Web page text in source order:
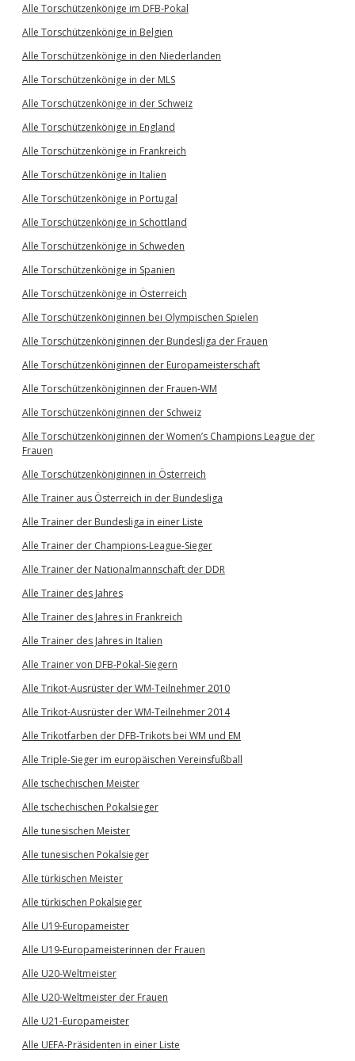
Alle Torschützenkönige im DFB-Pokal
Alle Torschützenkönige in Belgien
Alle Torschützenkönige in den Niederlanden
Alle Torschützenkönige in der MLS
Alle Torschützenkönige in der Schweiz
Alle Torschützenkönige in England
Alle Torschützenkönige in Frankreich
Alle Torschützenkönige in Italien
Alle Torschützenkönige in Portugal
Alle Torschützenkönige in Schottland
Alle Torschützenkönige in Schweden
Alle Torschützenkönige in Spanien
Alle Torschützenkönige in Österreich
Alle Torschützenköniginnen bei Olympischen Spielen
Alle Torschützenköniginnen der Bundesliga der Frauen
Alle Torschützenköniginnen der Europameisterschaft
Alle Torschützenköniginnen der Frauen-WM
Alle Torschützenköniginnen der Schweiz
Alle Torschützenköniginnen der Women’s Champions League der
Frauen
Alle Torschützenköniginnen in Österreich
Alle Trainer aus Österreich in der Bundesliga
Alle Trainer der Bundesliga in einer Liste
Alle Trainer der Champions-League-Sieger
Alle Trainer der Nationalmannschaft der DDR
Alle Trainer des Jahres
Alle Trainer des Jahres in Frankreich
Alle Trainer des Jahres in Italien
Alle Trainer von DFB-Pokal-Siegern
Alle Trikot-Ausrüster der WM-Teilnehmer 2010
Alle Trikot-Ausrüster der WM-Teilnehmer 2014
Alle Trikotfarben der DFB-Trikots bei WM und EM
Alle Triple-Sieger im europäischen Vereinsfußball
Alle tschechischen Meister
Alle tschechischen Pokalsieger
Alle tunesischen Meister
Alle tunesischen Pokalsieger
Alle türkischen Meister
Alle türkischen Pokalsieger
Alle U19-Europameister
Alle U19-Europameisterinnen der Frauen
Alle U20-Weltmeister
Alle U20-Weltmeister der Frauen
Alle U21-Europameister
Alle UEFA-Präsidenten in einer Liste